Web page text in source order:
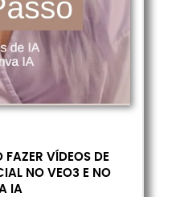
VÍDEOS DE
NO VEO3 E NO
IA